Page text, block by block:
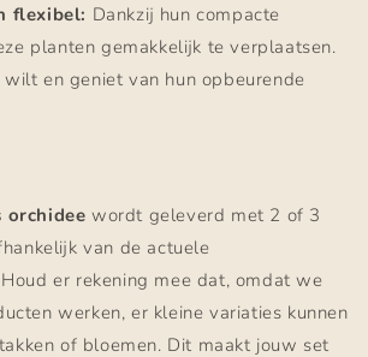
flexibel: Dankzij hun compacte
planten gemakkelijk te verplaatsen.
en geniet van hun opbeurende
orchidee wordt geleverd met 2 of 3
van de actuele
er rekening mee dat, omdat we
werken, er kleine variaties kunnen
of bloemen. Dit maakt jouw set